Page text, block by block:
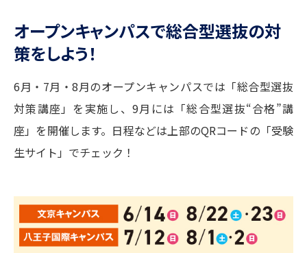
オープンキャンパスで総合型選抜の対
策をしよう！
6月・7月・8月のオープンキャンパスでは「総合型選抜
対策講座」を実施し、9月には「総合型選抜“合格”講
座」を開催します。日程などは上部のQRコードの「受験
生サイト」でチェック！